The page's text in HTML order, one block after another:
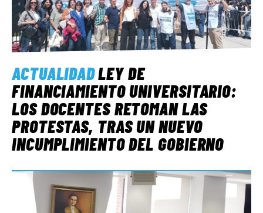
ACTUALIDADLEY DE
FINANCIAMIENTO UNIVERSITARIO:
LOS DOCENTES RETOMAN LAS
PROTESTAS, TRAS UN NUEVO
INCUMPLIMIENTO DEL GOBIERNO